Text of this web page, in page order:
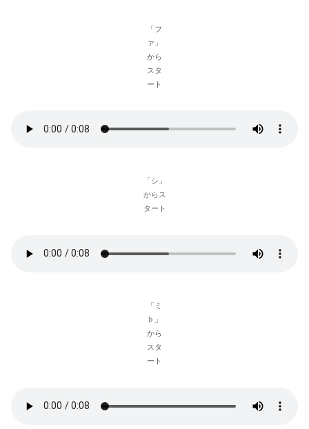
「フ
ァ」
から
スタ
ート
「シ」
からス
タート
「ミ
♭」
から
スタ
ート